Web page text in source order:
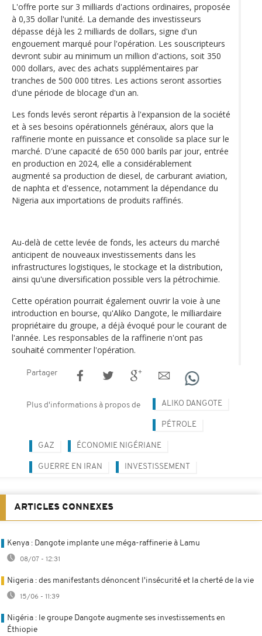
L'offre porte sur 3 milliards d'actions ordinaires, proposée
à 0,35 dollar l'unité. La demande des investisseurs
dépasse déjà les 2 milliards de dollars, signe d'un
engouement marqué pour l'opération. Les souscripteurs
devront subir au minimum un million d'actions, soit 350
000 dollars, avec des achats supplémentaires par
tranches de 500 000 titres. Les actions seront assorties
d'une période de blocage d'un an.
Les fonds levés seront répartis à l'expansion de la société
et à ses besoins opérationnels généraux, alors que la
raffinerie monte en puissance et consolide sa place sur le
marché. D'une capacité de 650 000 barils par jour, entrée
en production en 2024, elle a considérablement
augmenté sa production de diesel, de carburant aviation,
de naphta et d'essence, notamment la dépendance du
Nigeria aux importations de produits raffinés.
Au-delà de cette levée de fonds, les acteurs du marché
anticipent de nouveaux investissements dans les
infrastructures logistiques, le stockage et la distribution,
ainsi qu'une diversification possible vers la pétrochimie.
Cette opération pourrait également ouvrir la voie à une
introduction en bourse, qu'Aliko Dangote, le milliardaire
propriétaire du groupe, a déjà évoqué pour le courant de
l'année. Les responsables de la raffinerie n'ont pas
souhaité commenter l'opération.
Partager
Plus d'informations à propos de ALIKO DANGOTE
PÉTROLE
GAZ ÉCONOMIE NIGÉRIANE
GUERRE EN IRAN INVESTISSEMENT
ARTICLES CONNEXES
Kenya : Dangote implante une méga-raffinerie à Lamu
08/07 - 12:31
Nigeria : des manifestants dénoncent l'insécurité et la cherté de la vie
15/06 - 11:39
Nigéria : le groupe Dangote augmente ses investissements en
Éthiopie